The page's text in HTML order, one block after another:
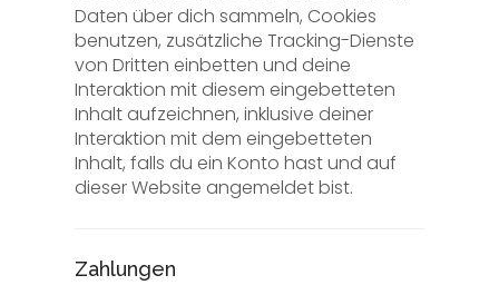
Daten über dich sammeln, Cookies
benutzen, zusätzliche Tracking-Dienste
von Dritten einbetten und deine
Interaktion mit diesem eingebetteten
Inhalt aufzeichnen, inklusive deiner
Interaktion mit dem eingebetteten
Inhalt, falls du ein Konto hast und auf
dieser Website angemeldet bist.
Zahlungen